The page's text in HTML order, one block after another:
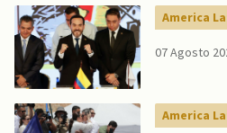
America
07 Agosto
America